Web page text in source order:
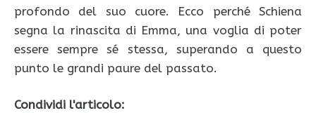
profondo del suo cuore. Ecco perché Schiena
segna la rinascita di Emma, una voglia di poter
essere sempre sé stessa, superando a questo
punto le grandi paure del passato.
Condividi l'articolo: